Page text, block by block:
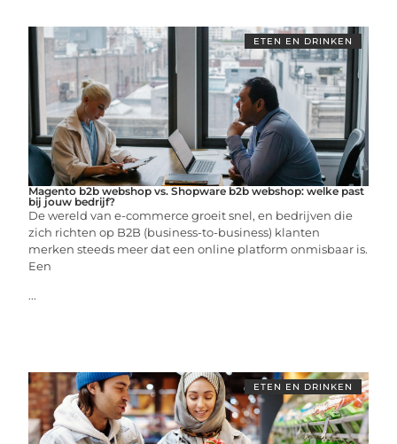
ETEN EN DRINKEN
Magento b2b webshop vs. Shopware b2b webshop: welke past
bij jouw bedrijf?
De wereld van e-commerce groeit snel, en bedrijven die
zich richten op B2B (business-to-business) klanten
merken steeds meer dat een online platform onmisbaar is.
Een
...
ETEN EN DRINKEN